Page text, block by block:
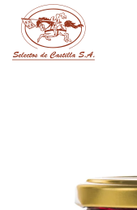
Skip to main content